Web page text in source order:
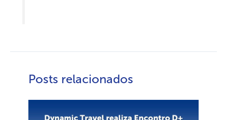
Posts relacionados